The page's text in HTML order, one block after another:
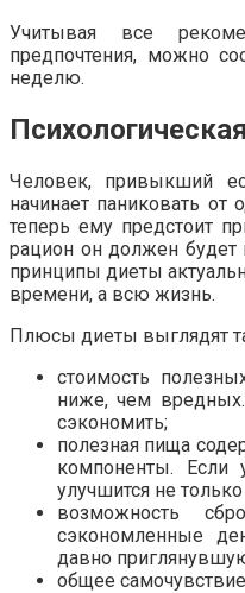
Учитывая все
предпочтения, можно
неделю.
Человек, привыкший
начинает паниковать
теперь ему предстоит
рацион он должен будет
принципы диеты
времени, а всю жизнь.
Плюсы диеты выглядят
стоимость
ниже, чем
сэкономить;
полезная пища
компоненты. Если
улучшится не
возможность
сэкономленные
давно
общее